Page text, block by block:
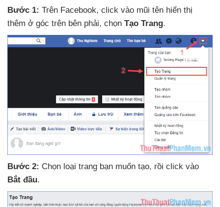
Bước 1: Trên Facebook, click vào mũi tên hiển thị
thêm ở góc trên bên phải, chọn Tạo Trang.
Bước 2: Chọn loại trang bạn muốn tạo, rồi click vào
Bắt đầu.